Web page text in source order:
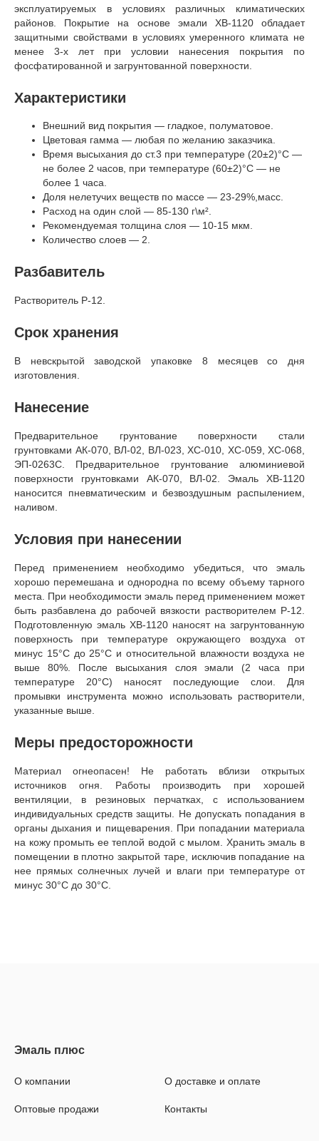
эксплуатируемых в условиях различных климатических
районов. Покрытие на основе эмали ХВ-1120 обладает
защитными свойствами в условиях умеренного климата не
менее 3-х лет при условии нанесения покрытия по
фосфатированной и загрунтованной поверхности.
Характеристики
Внешний вид покрытия — гладкое, полуматовое.
Цветовая гамма — любая по желанию заказчика.
Время высыхания до ст.3 при температуре (20±2)°С —
не более 2 часов, при температуре (60±2)°С — не
более 1 часа.
Доля нелетучих веществ по массе — 23-29%,масс.
Расход на один слой — 85-130 г\м².
Рекомендуемая толщина слоя — 10-15 мкм.
Количество слоев — 2.
Разбавитель
Растворитель Р-12.
Срок хранения
В невскрытой заводской упаковке 8 месяцев со дня
изготовления.
Нанесение
Предварительное грунтование поверхности стали
грунтовками АК-070, ВЛ-02, ВЛ-023, ХС-010, ХС-059, ХС-068,
ЭП-0263С. Предварительное грунтование алюминиевой
поверхности грунтовками АК-070, ВЛ-02. Эмаль ХВ-1120
наносится пневматическим и безвоздушным распылением,
наливом.
Условия при нанесении
Перед применением необходимо убедиться, что эмаль
хорошо перемешана и однородна по всему объему тарного
места. При необходимости эмаль перед применением может
быть разбавлена до рабочей вязкости растворителем Р-12.
Подготовленную эмаль ХВ-1120 наносят на загрунтованную
поверхность при температуре окружающего воздуха от
минус 15°С до 25°С и относительной влажности воздуха не
выше 80%. После высыхания слоя эмали (2 часа при
температуре 20°С) наносят последующие слои. Для
промывки инструмента можно использовать растворители,
указанные выше.
Меры предосторожности
Материал огнеопасен! Не работать вблизи открытых
источников огня. Работы производить при хорошей
вентиляции, в резиновых перчатках, с использованием
индивидуальных средств защиты. Не допускать попадания в
органы дыхания и пищеварения. При попадании материала
на кожу промыть ее теплой водой с мылом. Хранить эмаль в
помещении в плотно закрытой таре, исключив попадание на
нее прямых солнечных лучей и влаги при температуре от
минус 30°С до 30°С.
О компании
Оптовые продажи
О доставке и оплате
Контакты